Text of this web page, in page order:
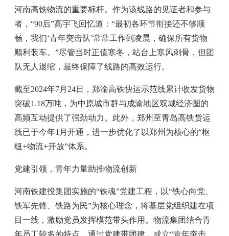
河南高铁物流的重要标杆。作为该线路的见证者和参与
者，“90后”高宇飞回忆道：“最初各环节衔接还不够顺
畅，我们‘青年突击队’常常工作到凌晨，确保所有货物
顺利装车。”尽管当时正值寒冬，站台上寒风刺骨，但团
队无人退缩，最终保障了线路的高效运行。
截至2024年7月24日，郑渝高铁快运示范线累计收发货物
突破1.18万吨，为中原城市群与成渝地区双城经济圈的
高频互动提供了强劲动力。此外，郑州至青岛高铁货运
线已于今年1月开通，进一步优化了以郑州为核心的“枢
纽+物流+开放”体系。
党建引领，青年力量助推物流创新
河南铁建投集团实施的“铁魂”党建工程，以“铁心向党、
铁军先锋、铁路为民”为核心理念，将基层党组织建在项
目一线，激励党员发挥模范带头作用。物流集团结合青
年员工较多的特点，通过党建带团建，成立“青年突击